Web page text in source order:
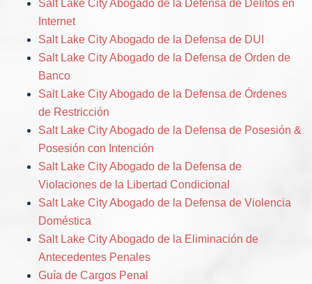
Salt Lake City Abogado de la Defensa de Delitos en
Internet
Salt Lake City Abogado de la Defensa de DUI
Salt Lake City Abogado de la Defensa de Orden de
Banco
Salt Lake City Abogado de la Defensa de Órdenes
de Restricción
Salt Lake City Abogado de la Defensa de Posesión &
Posesión con Intención
Salt Lake City Abogado de la Defensa de
Violaciones de la Libertad Condicional
Salt Lake City Abogado de la Defensa de Violencia
Doméstica
Salt Lake City Abogado de la Eliminación de
Antecedentes Penales
Guía de Cargos Penal